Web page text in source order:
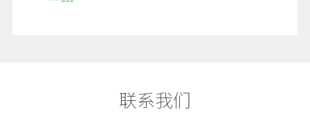
联系我们